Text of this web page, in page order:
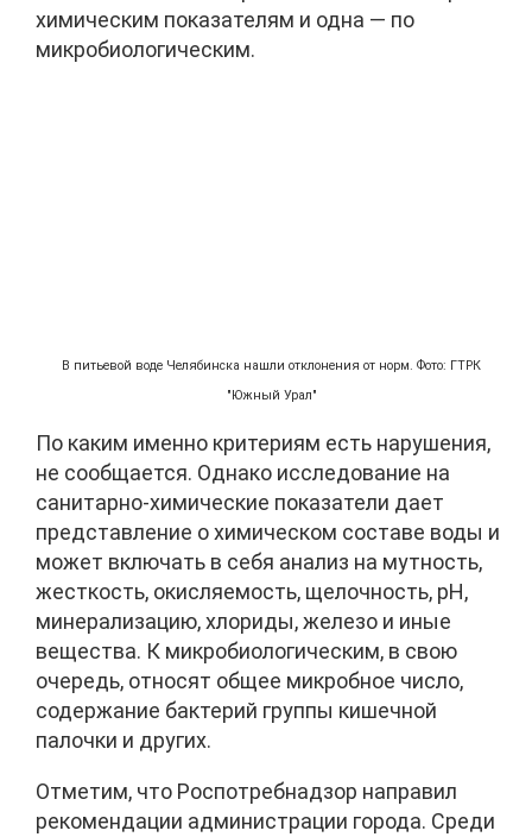
химическим показателям и одна — по
микробиологическим.
В питьевой воде Челябинска нашли отклонения от норм. Фото: ГТРК
"Южный Урал"
По каким именно критериям есть нарушения,
не сообщается. Однако исследование на
санитарно-химические показатели дает
представление о химическом составе воды и
может включать в себя анализ на мутность,
жесткость, окисляемость, щелочность, рН,
минерализацию, хлориды, железо и иные
вещества. К микробиологическим, в свою
очередь, относят общее микробное число,
содержание бактерий группы кишечной
палочки и других.
Отметим, что Роспотребнадзор направил
рекомендации администрации города. Среди